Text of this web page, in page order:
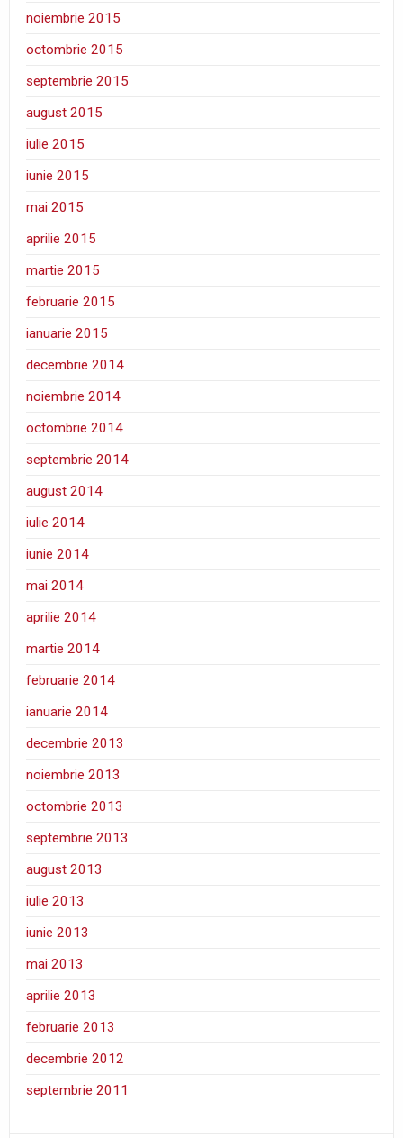
noiembrie 2015
octombrie 2015
septembrie 2015
august 2015
iulie 2015
iunie 2015
mai 2015
aprilie 2015
martie 2015
februarie 2015
ianuarie 2015
decembrie 2014
noiembrie 2014
octombrie 2014
septembrie 2014
august 2014
iulie 2014
iunie 2014
mai 2014
aprilie 2014
martie 2014
februarie 2014
ianuarie 2014
decembrie 2013
noiembrie 2013
octombrie 2013
septembrie 2013
august 2013
iulie 2013
iunie 2013
mai 2013
aprilie 2013
februarie 2013
decembrie 2012
septembrie 2011